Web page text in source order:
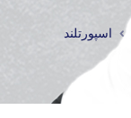
اسپورتلند